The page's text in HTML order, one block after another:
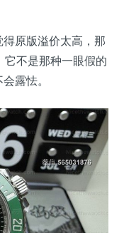
原版溢价太高，那
它不是那种一眼假的
露怯。